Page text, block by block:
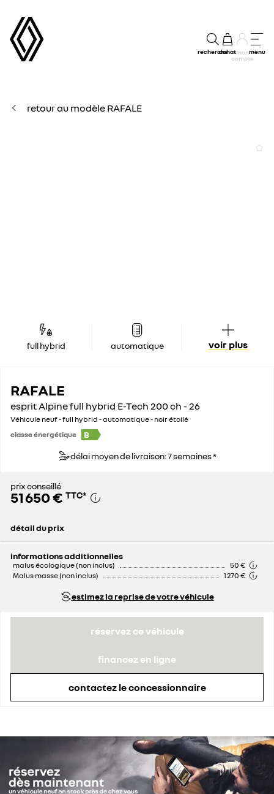
rechercheachatmon
compte
menu
retour au modèle RAFALE
full hybrid automatique voir plus
RAFALE
esprit Alpine full hybrid E-Tech 200 ch - 26
Véhicule neuf - full hybrid - automatique - noir étoilé
classe énergétique
B
délai moyen de livraison: 7 semaines *
prix conseillé
51 650 € TTC*
détail du prix
informations additionnelles
malus écologique (non inclus)
50 €
Malus masse (non inclus)
1 270 €
estimez la reprise de votre véhicule
réservez ce véhicule
financez en ligne
contactez le concessionnaire